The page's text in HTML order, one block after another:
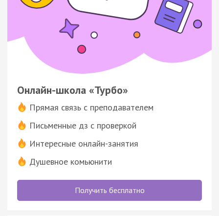
Онлайн-школа «Турбо»
Прямая связь с преподавателем
Письменные дз с проверкой
Интересные онлайн-занятия
Душевное комьюнити
Получить бесплатно